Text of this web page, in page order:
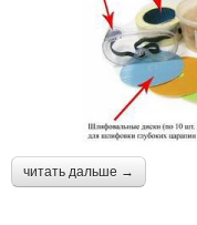
читать дальше →